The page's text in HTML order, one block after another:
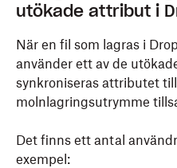
utökade attribut i
När en fil som lagras i
använder ett av de
synkroniseras attributet
molnlagringsutrymme
Det finns ett antal
exempel: